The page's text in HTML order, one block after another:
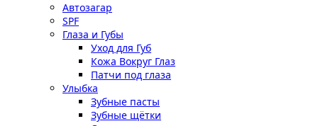
Автозагар
SPF
Глаза и Губы
Уход для Губ
Кожа Вокруг Глаз
Патчи под глаза
Улыбка
Зубные пасты
Зубные щётки